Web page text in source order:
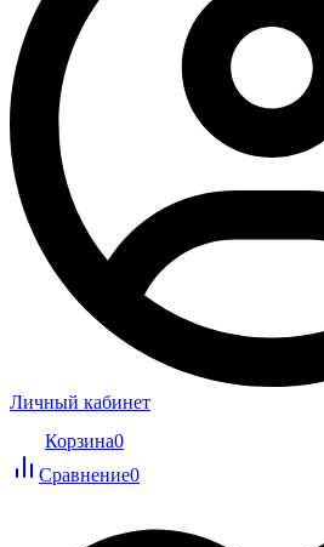
Личный кабинет
Корзина0
Сравнение0